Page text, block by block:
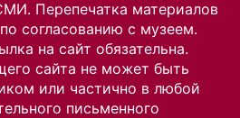
Перепечатка материалов
согласованию с музеем.
на сайт обязательна.
сайта не может быть
или частично в любой
письменного